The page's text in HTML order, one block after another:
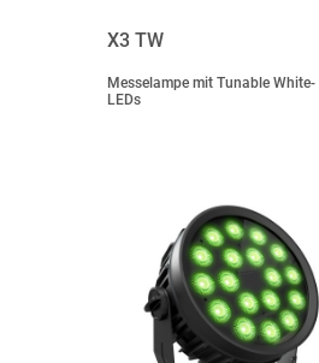
X3 TW
Messelampe mit Tunable White-
LEDs